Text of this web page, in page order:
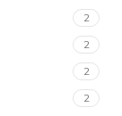
2
2
2
2